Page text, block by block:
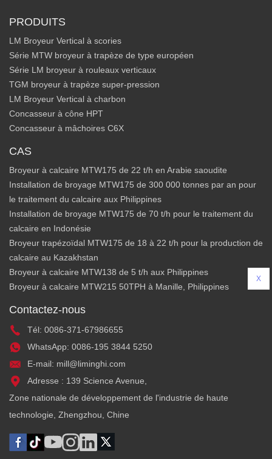
PRODUITS
LM Broyeur Vertical à scories
Série MTW broyeur à trapèze de type européen
Série LM broyeur à rouleaux verticaux
TGM broyeur à trapèze super-pression
LM Broyeur Vertical à charbon
Concasseur à cône HPT
Concasseur à mâchoires C6X
CAS
Broyeur à calcaire MTW175 de 22 t/h en Arabie saoudite
Installation de broyage MTW175 de 300 000 tonnes par an pour
le traitement du calcaire aux Philippines
Installation de broyage MTW175 de 70 t/h pour le traitement du
calcaire en Indonésie
Broyeur trapézoïdal MTW175 de 18 à 22 t/h pour la production de
calcaire au Kazakhstan
Broyeur à calcaire MTW138 de 5 t/h aux Philippines
Broyeur à calcaire MTW215 50TPH à Manille, Philippines
Contactez-nous
Tél: 0086-371-67986655
WhatsApp: 0086-195 3844 5250
E-mail: mill@liminghi.com
Adresse : 139 Science Avenue,
Zone nationale de développement de l'industrie de haute
technologie, Zhengzhou, Chine
X